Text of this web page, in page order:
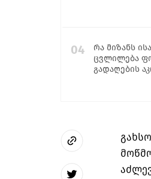
04
რა მიზანს
ცვლილება
გადაღების
ახალი